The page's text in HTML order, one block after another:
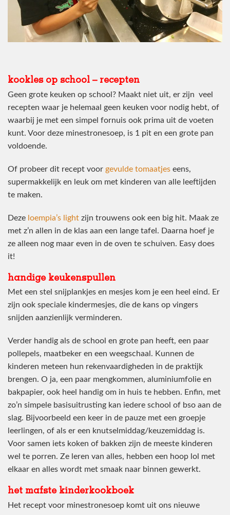
kookles op school – recepten
Geen grote keuken op school? Maakt niet uit, er zijn veel
recepten waar je helemaal geen keuken voor nodig hebt, of
waarbij je met een simpel fornuis ook prima uit de voeten
kunt. Voor deze minestronesoep, is 1 pit en een grote pan
voldoende.
Of probeer dit recept voor gevulde tomaatjes eens,
supermakkelijk en leuk om met kinderen van alle leeftijden
te maken.
Deze loempia’s light zijn trouwens ook een big hit. Maak ze
met z’n allen in de klas aan een lange tafel. Daarna hoef je
ze alleen nog maar even in de oven te schuiven. Easy does
it!
handige keukenspullen
Met een stel snijplankjes en mesjes kom je een heel eind. Er
zijn ook speciale kindermesjes, die de kans op vingers
snijden aanzienlijk verminderen.
Verder handig als de school en grote pan heeft, een paar
pollepels, maatbeker en een weegschaal. Kunnen de
kinderen meteen hun rekenvaardigheden in de praktijk
brengen. O ja, een paar mengkommen, aluminiumfolie en
bakpapier, ook heel handig om in huis te hebben. Enfin, met
zo’n simpele basisuitrusting kan iedere school of bso aan de
slag. Bijvoorbeeld een keer in de pauze met een groepje
leerlingen, of als er een knutselmiddag/keuzemiddag is.
Voor samen iets koken of bakken zijn de meeste kinderen
wel te porren. Ze leren van alles, hebben een hoop lol met
elkaar en alles wordt met smaak naar binnen gewerkt.
het mafste kinderkookboek
Het recept voor minestronesoep komt uit ons nieuwe